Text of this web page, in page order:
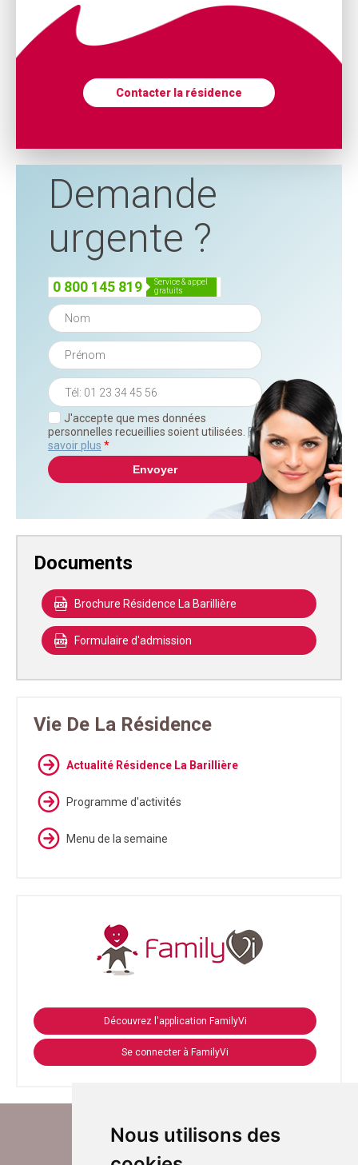
Nous utilisons des
Contacter la résidence
Demande
urgente ?
0 800 145 819
service & appel
gratuits
J'accepte que mes données
personnelles recueillies soient utilisées. En
savoir plus *
Documents
Brochure Résidence La Barillière
Formulaire d'admission
Vie De La Résidence
Actualité Résidence La Barillière
Programme d'activités
Menu de la semaine
Découvrez l'application FamilyVi
Se connecter à FamilyVi